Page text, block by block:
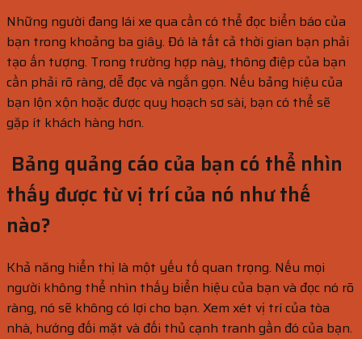
Những người đang lái xe qua cần có thể đọc biển báo của
bạn trong khoảng ba giây. Đó là tất cả thời gian bạn phải
tạo ấn tượng. Trong trường hợp này, thông điệp của bạn
cần phải rõ ràng, dễ đọc và ngắn gọn. Nếu bảng hiệu của
bạn lộn xộn hoặc được quy hoạch sơ sài, bạn có thể sẽ
gặp ít khách hàng hơn.
Bảng quảng cáo của bạn có thể nhìn
thấy được từ vị trí của nó như thế
nào?
Khả năng hiển thị là một yếu tố quan trọng. Nếu mọi
người không thể nhìn thấy biển hiệu của bạn và đọc nó rõ
ràng, nó sẽ không có lợi cho bạn. Xem xét vị trí của tòa
nhà, hướng đối mặt và đối thủ cạnh tranh gần đó của bạn.